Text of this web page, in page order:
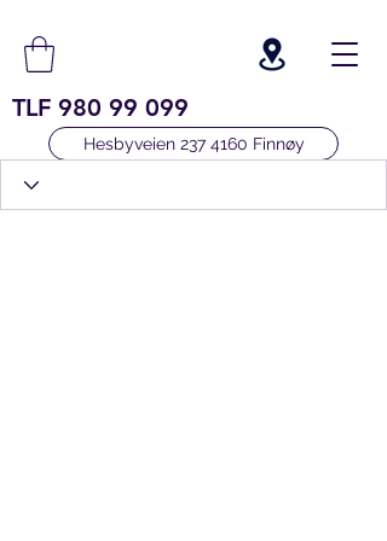
TLF 980 99 099
Hesbyveien 237 4160 Finnøy